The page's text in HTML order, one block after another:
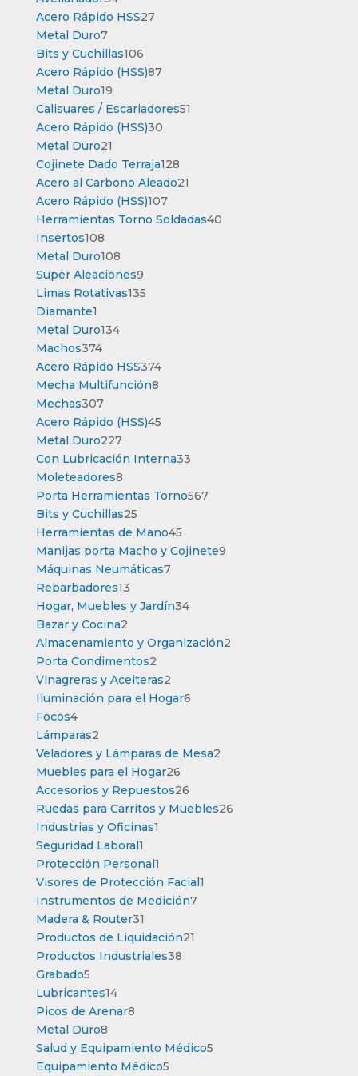
productos
Acero Rápido HSS2727
Metal Duro77
productos
Bits y Cuchillas106106
productos
Acero Rápido (HSS)8787
Metal Duro1919
productos
Calisuares / Escariadores51
Acero Rápido (HSS)3030
Metal Duro21
productos
Cojinete Dado Terraja128128
productos
Acero al Carbono Aleado21
Acero Rápido (HSS)107107
productos
Herramientas Torno Soldadas4040
Insertos108108
productos
Metal Duro108108
productos
Super Aleaciones99
productos
Limas Rotativas135135
Diamante1
producto
Metal Duro134134
Machos374374
productos
Acero Rápido HSS374374
Mecha Multifunción88
Mechas307307
productos
Acero Rápido (HSS)4545
Metal Duro227227
productos
Con Lubricación Interna3333
Moleteadores88
productos
Porta Herramientas Torno567567
Bits y Cuchillas2525
productos
Herramientas de Mano4545
productos
Manijas porta Macho y Cojinete99
Máquinas Neumáticas77
Rebarbadores1313
productos
Hogar, Muebles y Jardín3434
Bazar y Cocina22
productos
Almacenamiento y Organización22
Porta Condimentos22
productos
Vinagreras y Aceiteras22
productos
Iluminación para el Hogar66
Focos44
productos
Lámparas22
productos
Veladores y Lámparas de Mesa22
Muebles para el Hogar2626
productos
Accesorios y Repuestos2626
productos
Ruedas para Carritos y Muebles2626
Industrias y Oficinas1
Seguridad Laboral1
producto
Protección Personal1
producto
Visores de Protección Facial1
Instrumentos de Medición77
Madera & Router31
productos
Productos de Liquidación21
Productos Industriales3838
Grabado55
productos
Lubricantes1414
productos
Picos de Arenar88
Metal Duro88
productos
Salud y Equipamiento Médico55
Equipamiento Médico55